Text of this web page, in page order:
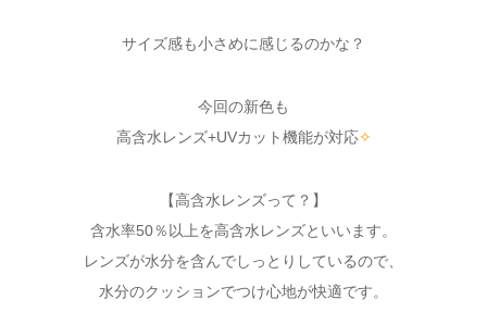
サイズ感も小さめに感じるのかな？
今回の新色も
高含水レンズ+UVカット機能が対応✧
【高含水レンズって？】
含水率50％以上を高含水レンズといいます。
レンズが水分を含んでしっとりしているので、
水分のクッションでつけ心地が快適です。